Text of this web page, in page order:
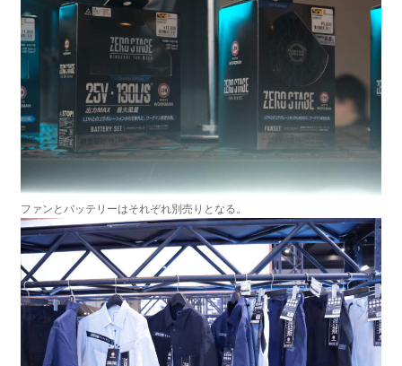
ファンとバッテリーはそれぞれ別売りとなる。